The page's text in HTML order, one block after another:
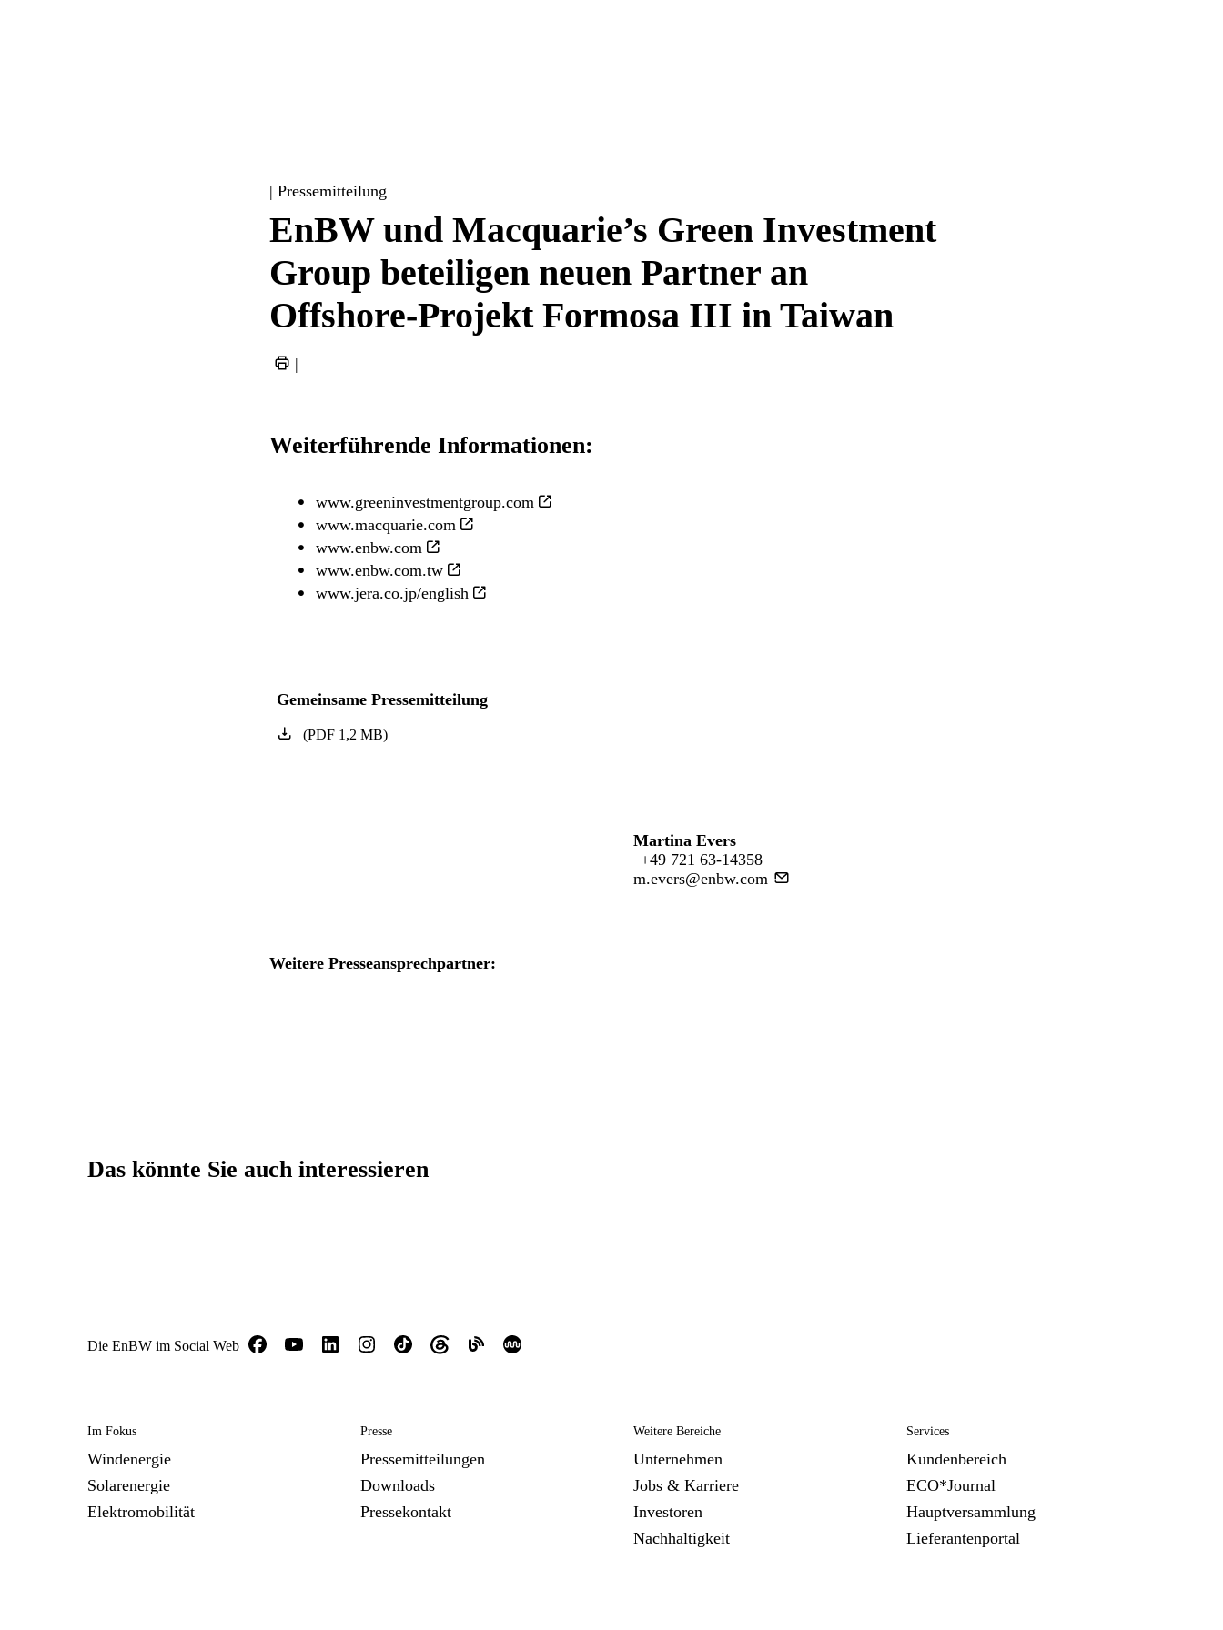
| Pressemitteilung
EnBW und Macquarie’s Green Investment
Group beteiligen neuen Partner an
Offshore-Projekt Formosa III in Taiwan
|
Weiterführende Informationen:
www.greeninvestmentgroup.com
www.macquarie.com
www.enbw.com
www.enbw.com.tw
www.jera.co.jp/english
Gemeinsame Pressemitteilung
(PDF1,2 MB)
Martina Evers
+49 721 63-14358
m.evers@enbw.com
Weitere Presseansprechpartner:
Das könnte Sie auch interessieren
Die EnBW im Social Web
Im Fokus
Windenergie
Solarenergie
Elektromobilität
Presse
Pressemitteilungen
Downloads
Pressekontakt
Weitere Bereiche
Unternehmen
Jobs & Karriere
Investoren
Nachhaltigkeit
Services
Kundenbereich
ECO*Journal
Hauptversammlung
Lieferantenportal